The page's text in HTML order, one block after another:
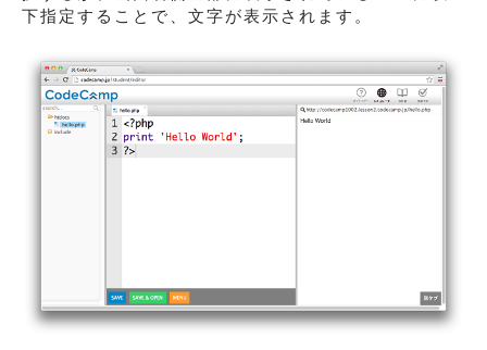
下指定することで、文字が表示されます。